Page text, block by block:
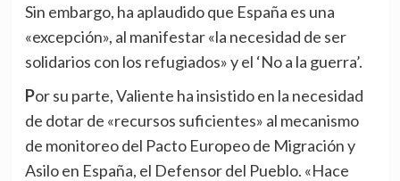
Sin embargo, ha aplaudido que España es una
«excepción», al manifestar «la necesidad de ser
solidarios con los refugiados» y el ‘No a la guerra’.
Por su parte, Valiente ha insistido en la necesidad
de dotar de «recursos suficientes» al mecanismo
de monitoreo del Pacto Europeo de Migración y
Asilo en España, el Defensor del Pueblo. «Hace